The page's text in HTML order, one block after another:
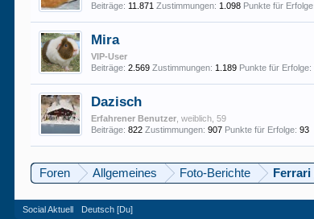
Beiträge: 11.871 Zustimmungen: 1.098 Punkte für Erfolge:
Mira
VIP-User
Beiträge: 2.569 Zustimmungen: 1.189 Punkte für Erfolge:
Dazisch
Erfahrener Benutzer , weiblich, 59
Beiträge: 822 Zustimmungen: 907 Punkte für Erfolge: 93
Foren Allgemeines Foto-Berichte Ferrari
Social Aktuell Deutsch [Du]